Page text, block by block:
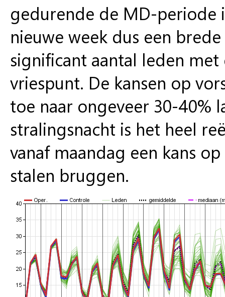
gedurende de MD-periode
nieuwe week dus een
significant aantal leden
vriespunt. De kansen op
toe naar ongeveer 30-40%
stralingsnacht is het heel
vanaf maandag een kans
stalen bruggen.